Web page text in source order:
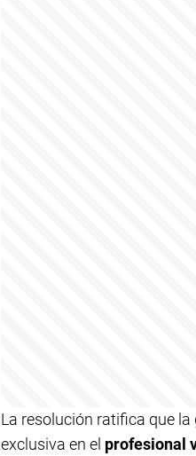
La resolución ratifica que
exclusiva en el profesional